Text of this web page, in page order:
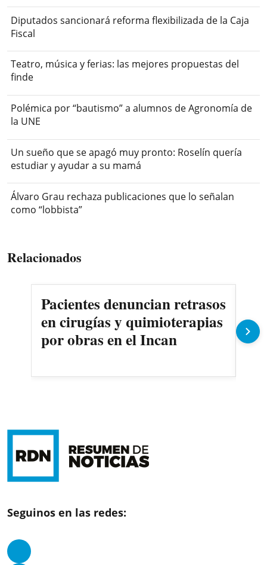
Diputados sancionará reforma flexibilizada de la Caja
Fiscal
Teatro, música y ferias: las mejores propuestas del
finde
Polémica por “bautismo” a alumnos de Agronomía de
la UNE
Un sueño que se apagó muy pronto: Roselín quería
estudiar y ayudar a su mamá
Álvaro Grau rechaza publicaciones que lo señalan
como “lobbista”
Relacionados
Pacientes denuncian retrasos
en cirugías y quimioterapias
por obras en el Incan
Seguinos en las redes: